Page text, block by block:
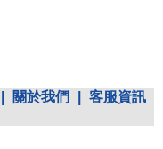
關於我們
客服資訊